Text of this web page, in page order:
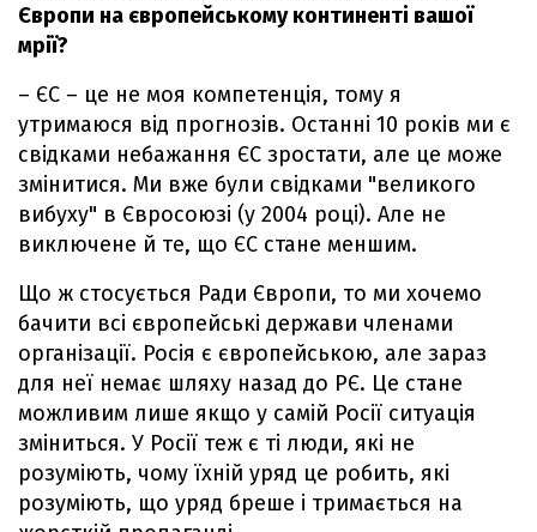
Європи на європейському континенті вашої
мрії?
– ЄС – це не моя компетенція, тому я
утримаюся від прогнозів. Останні 10 років ми є
свідками небажання ЄС зростати, але це може
змінитися. Ми вже були свідками "великого
вибуху" в Євросоюзі (у 2004 році). Але не
виключене й те, що ЄС стане меншим.
Що ж стосується Ради Європи, то ми хочемо
бачити всі європейські держави членами
організації. Росія є європейською, але зараз
для неї немає шляху назад до РЄ. Це стане
можливим лише якщо у самій Росії ситуація
зміниться. У Росії теж є ті люди, які не
розуміють, чому їхній уряд це робить, які
розуміють, що уряд бреше і тримається на